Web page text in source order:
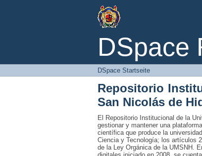
DSpace
DSpace Startseite
DSpace Startseite
Repositorio
San Nicolás de
El Repositorio Institucional de la
gestionar y mantener una
científica que produce la
Ciencia y Tecnología; los artículos
de la Ley Orgánica de la UMSNH.